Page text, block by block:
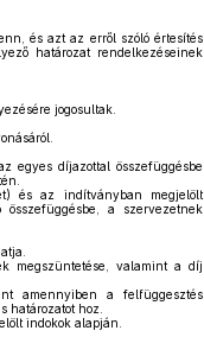
és azt az erről szóló értesítés
határozat rendelkezéseinek
jogosultak.
egyes díjazottal összefüggésbe
és az indítványban megjelölt
a szervezetnek
megszüntetése, valamint a díj
amennyiben a felfüggesztés
határozatot hoz.
indokok alapján.